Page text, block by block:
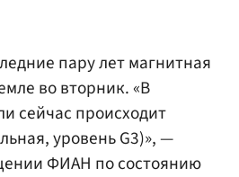
пару лет магнитная
во вторник. «В
сейчас происходит
уровень G3)», —
ФИАН по состоянию